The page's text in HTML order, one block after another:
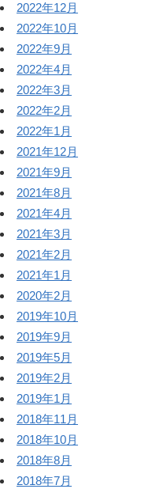
2022年12月
2022年10月
2022年9月
2022年4月
2022年3月
2022年2月
2022年1月
2021年12月
2021年9月
2021年8月
2021年4月
2021年3月
2021年2月
2021年1月
2020年2月
2019年10月
2019年9月
2019年5月
2019年2月
2019年1月
2018年11月
2018年10月
2018年8月
2018年7月